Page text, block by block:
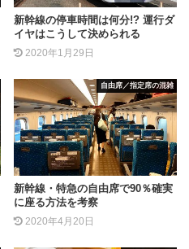
新幹線の停車時間は何分!? 運行ダ
イヤはこうして決められる
2020年1月29日
自由席／指定席の混雑
新幹線・特急の自由席で90％確実
に座る方法を考察
2020年4月20日